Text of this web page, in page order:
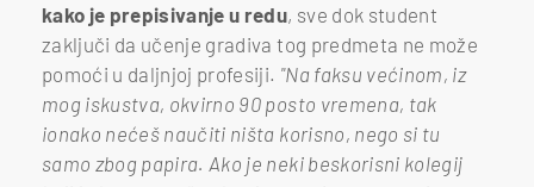
kako je prepisivanje u redu, sve dok student
zaključi da učenje gradiva tog predmeta ne može
pomoći u daljnjoj profesiji. "Na faksu većinom, iz
mog iskustva, okvirno 90 posto vremena, tak
ionako nećeš naučiti ništa korisno, nego si tu
samo zbog papira. Ako je neki beskorisni kolegij